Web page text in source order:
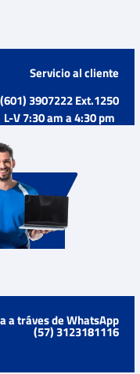
Servicio al cliente
(601) 3907222 Ext.1250
L-V 7:30 am a 4:30 pm
a tráves de WhatsApp
(57) 3123181116